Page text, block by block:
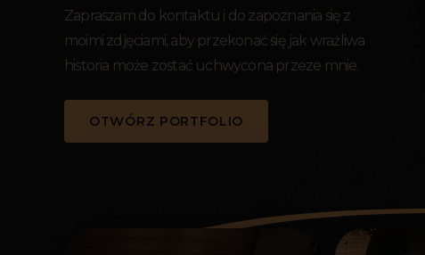
Zapraszam do kontaktu i do zapoznania się z
moimi zdjęciami, aby przekonać się jak wrażliwa
historia może zostać uchwycona przeze mnie.
OTWÓRZ PORTFOLIO